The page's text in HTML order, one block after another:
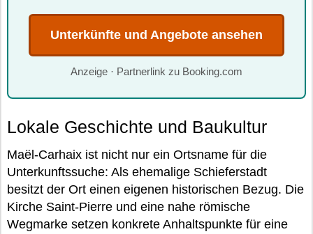
Unterkünfte und Angebote ansehen
Anzeige · Partnerlink zu Booking.com
Lokale Geschichte und Baukultur
Maël-Carhaix ist nicht nur ein Ortsname für die
Unterkunftssuche: Als ehemalige Schieferstadt
besitzt der Ort einen eigenen historischen Bezug. Die
Kirche Saint-Pierre und eine nahe römische
Wegmarke setzen konkrete Anhaltspunkte für eine